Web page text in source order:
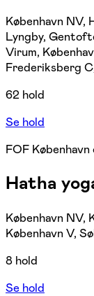
København NV,
Lyngby,
Virum,
Frederiksberg
62 hold
Se hold
FOF
Hatha
København NV,
København V,
8 hold
Se hold